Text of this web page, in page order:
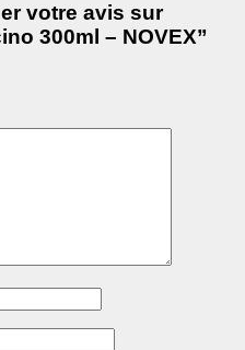
votre avis sur
300ml – NOVEX”